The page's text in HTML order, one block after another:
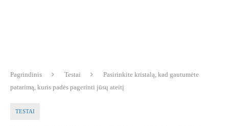
Pagrindinis Testai
Pasirinkite kristalą, kad gautumėte
patarimą, kuris padės pagerinti jūsų ateitį
TESTAI